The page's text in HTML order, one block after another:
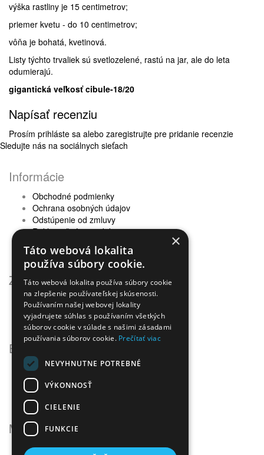
výška rastliny je 15 centimetrov;
priemer kvetu - do 10 centimetrov;
vôňa je bohatá, kvetinová.
Listy týchto trvaliek sú svetlozelené, rastú na jar, ale do leta
odumierajú.
gigantická veľkosť cibule-18/20
Napísať recenziu
Prosím prihláste sa alebo zaregistrujte pre pridanie recenzie
Sledujte nás na sociálnych sieťach
Informácie
Obchodné podmienky
Ochrana osobných údajov
Odstúpenie od zmluvy
Reklamačný poriadok
Doprava a platba
Newsletter - ochrana osobných údajov
Zákaznícky servis
Kontaktujte nás
Reklamácie
Mapa stránok
Extra
Výrobcovia
Darčekové poukážky
Partnerský program
Akciový tovar
Môj účet
Môj účet
×
Táto webová lokalita
používa súbory cookie.
Táto webová lokalita používa súbory cookie
na zlepšenie používateľskej skúsenosti.
Používaním našej webovej lokality
vyjadrujete súhlas s používaním všetkých
súborov cookie v súlade s našimi zásadami
používania súborov cookie. Prečítať viac
NEVYHNUTNE POTREBNÉ
VÝKONNOSŤ
CIELENIE
FUNKCIE